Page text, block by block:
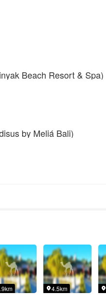
Beach Resort & Spa)
by Meliá Bali)
4.5km 